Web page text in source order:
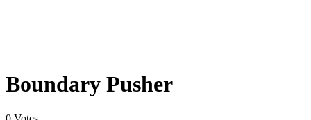
Boundary Pusher